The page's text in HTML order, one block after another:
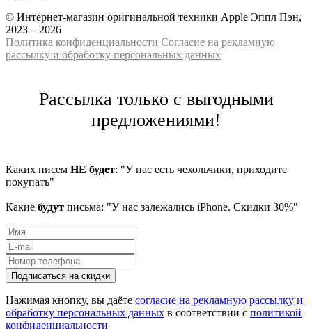
© Интернет-магазин оригинальной техники Apple Эппл Пэн,
2023 – 2026
Политика конфиденциальности Cогласие на рекламную
рассылку и обработку персональных данных
Рассылка только с выгодными
предложениями!
Каких писем НЕ будет: "У нас есть чехольчики, приходите
покупать"
Какие будут письма: "У нас залежались iPhone. Скидки 30%"
Подписаться на скидки
Нажимая кнопку, вы даёте согласие на рекламную рассылку и
обработку персональных данных в соответствии с политикой
конфиденциальности